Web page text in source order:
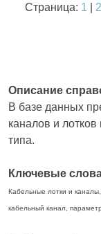
Страница: 1 2
Описание
В базе данных
каналов и
типа.
Ключевые
Кабельные лотки и
кабельный канал,